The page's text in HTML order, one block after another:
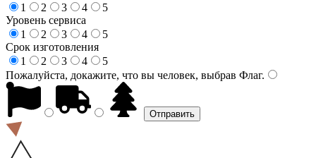
1
2 3 4
5
Уровень сервиса
1
2 3 4
5
Срок изготовления
1
2 3 4
5
Пожалуйста, докажите, что вы человек, выбрав Флаг.